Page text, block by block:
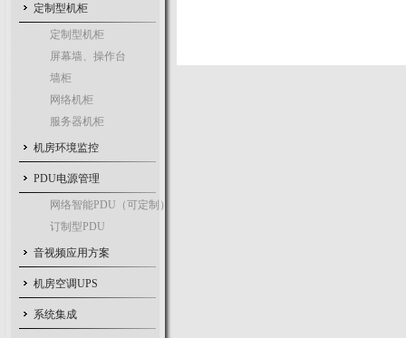
定制型机柜
定制型机柜
屏幕墙、操作台
墙柜
网络机柜
服务器机柜
机房环境监控
PDU电源管理
网络智能PDU（可定制）
订制型PDU
音视频应用方案
机房空调UPS
系统集成